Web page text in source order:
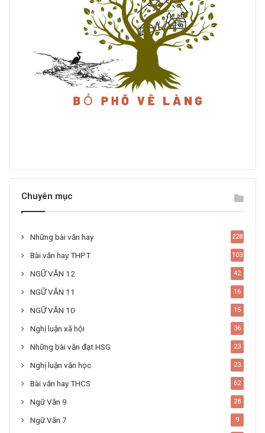
Chuyên mục
Những bài văn hay 228
Bài văn hay THPT 103
NGỮ VĂN 12 42
NGỮ VĂN 11 16
NGỮ VĂN 10 15
Nghị luận xã hội 36
Những bài văn đạt HSG 23
Nghị luận văn học 23
Bài văn hay THCS 62
Ngữ Văn 9 28
Ngữ Văn 7 9